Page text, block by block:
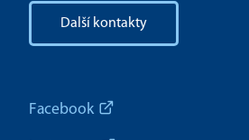
Další kontakty
Facebook